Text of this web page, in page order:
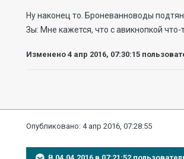
Ну наконец то. Броневанноводы
Зы: Мне кажется, что с авикнопкой
Изменено4 апр 2016, 07:30:15
Опубликовано:4 апр 2016, 07:28:55